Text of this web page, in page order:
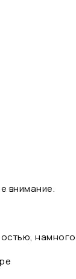
внимание.